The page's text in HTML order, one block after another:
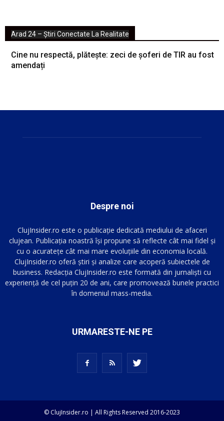
Arad 24 – Știri Conectate La Realitate
Cine nu respectă, plătește: zeci de șoferi de TIR au fost
amendați
Despre noi
ClujInsider.ro este o publicație dedicată mediului de afaceri
clujean. Publicația noastră își propune să reflecte cât mai fidel și
cu o acuratețe cât mai mare evoluțiile din economia locală.
ClujInsider.ro oferă știri și analize care acoperă subiectele de
business. Redacția ClujInsider.ro este formată din jurnaliști cu
experiență de cel puțin 20 de ani, care promovează bunele practici
în domeniul mass-media.
URMARESTE-NE PE
© ClujInsider.ro | All Rights Reserved 2016-2023